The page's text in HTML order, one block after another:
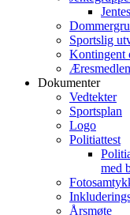
Sportslig
Kontingent
Dokumenter
Vedtekter
Sportsplan
Logo
Politiattest
med
Årsmøte